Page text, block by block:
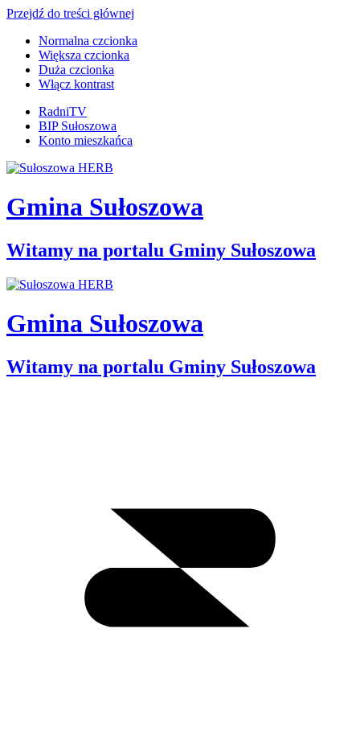
Przejdź do treści głównej
Normalna czcionka
Większa czcionka
Duża czcionka
Włącz kontrast
RadniTV
BIP Sułoszowa
Konto mieszkańca
Gmina Sułoszowa
Witamy na portalu Gminy Sułoszowa
Gmina Sułoszowa
Witamy na portalu Gminy Sułoszowa